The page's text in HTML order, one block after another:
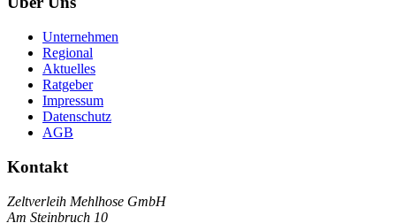
Unternehmen
Regional
Aktuelles
Ratgeber
Impressum
Datenschutz
AGB
Kontakt
Zeltverleih Mehlhose GmbH
Am Steinbruch 10